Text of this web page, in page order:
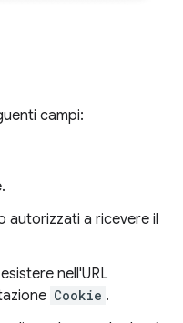
campi:
autorizzati a ricevere il
nell'URL
Cookie .